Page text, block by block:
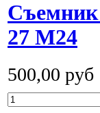
Съемник
27 M24
500,00 руб